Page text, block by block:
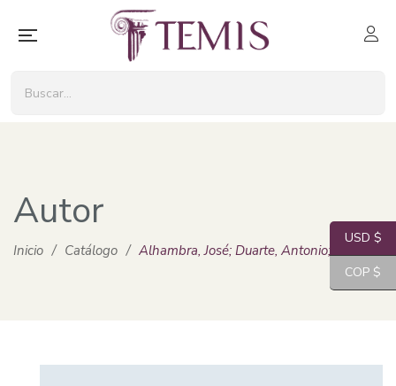
Autor
Inicio / Catálogo / Alhambra, José; Duarte, Antonio; Martínez,
USD $
COP $